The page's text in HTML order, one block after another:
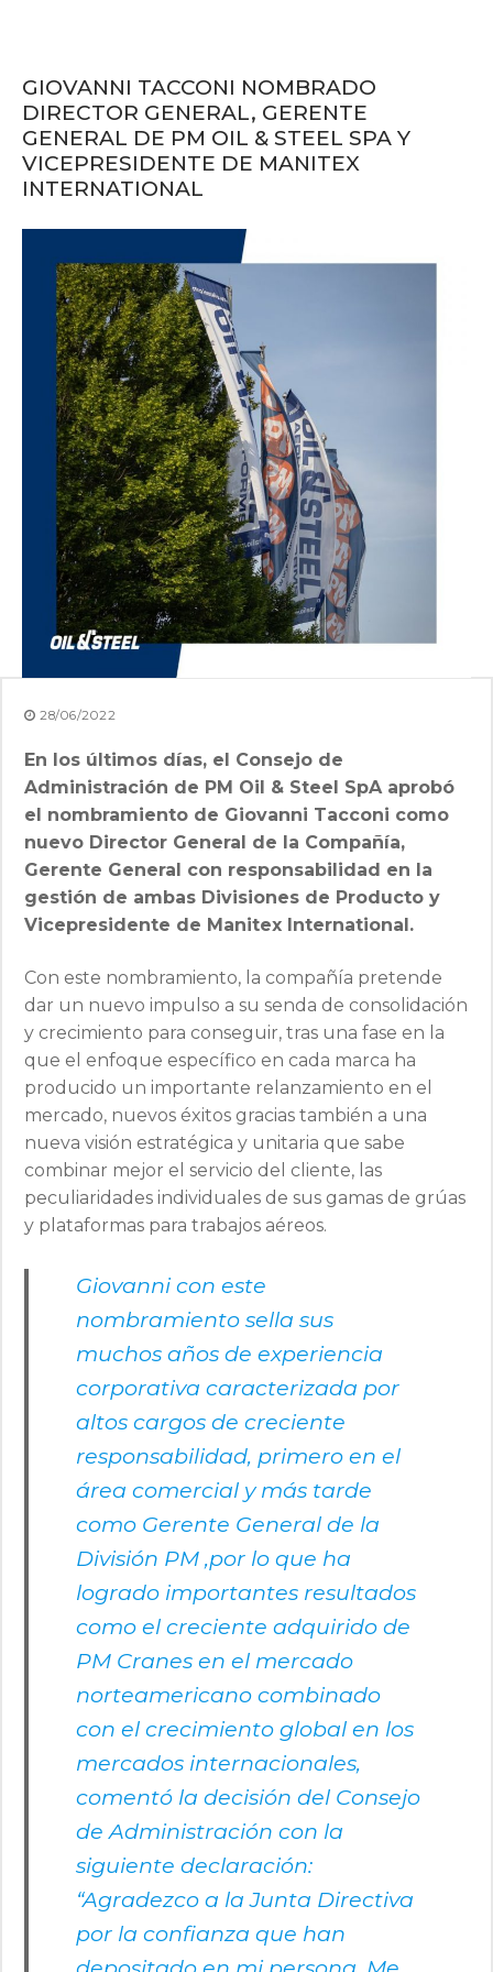
GIOVANNI TACCONI NOMBRADO
DIRECTOR GENERAL, GERENTE
GENERAL DE PM OIL & STEEL SPA Y
VICEPRESIDENTE DE MANITEX
INTERNATIONAL
28/06/2022
En los últimos días, el Consejo de
Administración de PM Oil & Steel SpA aprobó
el nombramiento de Giovanni Tacconi como
nuevo Director General de la Compañía,
Gerente General con responsabilidad en la
gestión de ambas Divisiones de Producto y
Vicepresidente de Manitex International.
Con este nombramiento, la compañía pretende
dar un nuevo impulso a su senda de consolidación
y crecimiento para conseguir, tras una fase en la
que el enfoque específico en cada marca ha
producido un importante relanzamiento en el
mercado, nuevos éxitos gracias también a una
nueva visión estratégica y unitaria que sabe
combinar mejor el servicio del cliente, las
peculiaridades individuales de sus gamas de grúas
y plataformas para trabajos aéreos.
Giovanni con este
nombramiento sella sus
muchos años de experiencia
corporativa caracterizada por
altos cargos de creciente
responsabilidad, primero en el
área comercial y más tarde
como Gerente General de la
División PM ,por lo que ha
logrado importantes resultados
como el creciente adquirido de
PM Cranes en el mercado
norteamericano combinado
con el crecimiento global en los
mercados internacionales,
comentó la decisión del Consejo
de Administración con la
siguiente declaración:
“Agradezco a la Junta Directiva
por la confianza que han